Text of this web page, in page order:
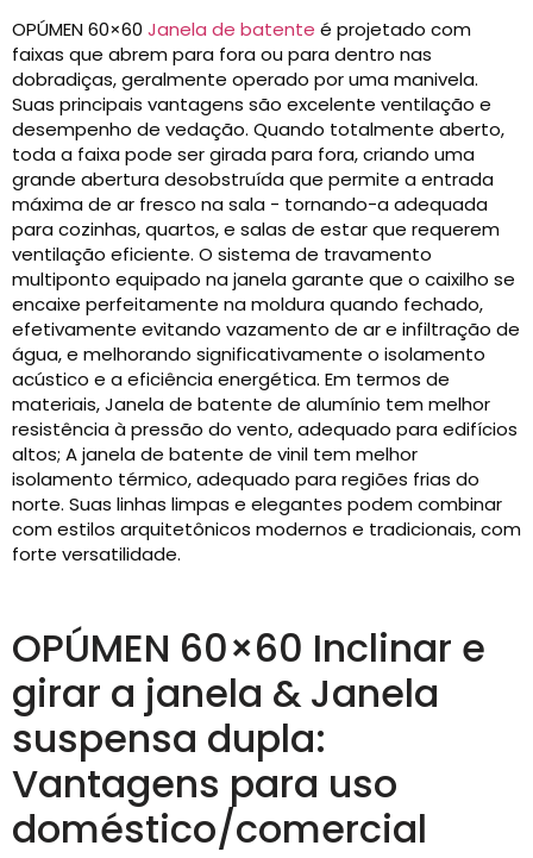
OPÚMEN 60×60 Janela de batente é projetado com
faixas que abrem para fora ou para dentro nas
dobradiças, geralmente operado por uma manivela.
Suas principais vantagens são excelente ventilação e
desempenho de vedação. Quando totalmente aberto,
toda a faixa pode ser girada para fora, criando uma
grande abertura desobstruída que permite a entrada
máxima de ar fresco na sala - tornando-a adequada
para cozinhas, quartos, e salas de estar que requerem
ventilação eficiente. O sistema de travamento
multiponto equipado na janela garante que o caixilho se
encaixe perfeitamente na moldura quando fechado,
efetivamente evitando vazamento de ar e infiltração de
água, e melhorando significativamente o isolamento
acústico e a eficiência energética. Em termos de
materiais, Janela de batente de alumínio tem melhor
resistência à pressão do vento, adequado para edifícios
altos; A janela de batente de vinil tem melhor
isolamento térmico, adequado para regiões frias do
norte. Suas linhas limpas e elegantes podem combinar
com estilos arquitetônicos modernos e tradicionais, com
forte versatilidade.
OPÚMEN 60×60 Inclinar e
girar a janela & Janela
suspensa dupla:
Vantagens para uso
doméstico/comercial